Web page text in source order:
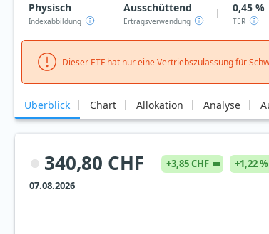
Physisch
Indexabbildung
Ausschüttend
Ertragsverwendung
0,45 %
TER
Dieser ETF hat nur eine Vertriebszulassung für
Überblick Chart Allokation Analyse
340,80 CHF +3,85 CHF
+1,22 %
07.08.2026